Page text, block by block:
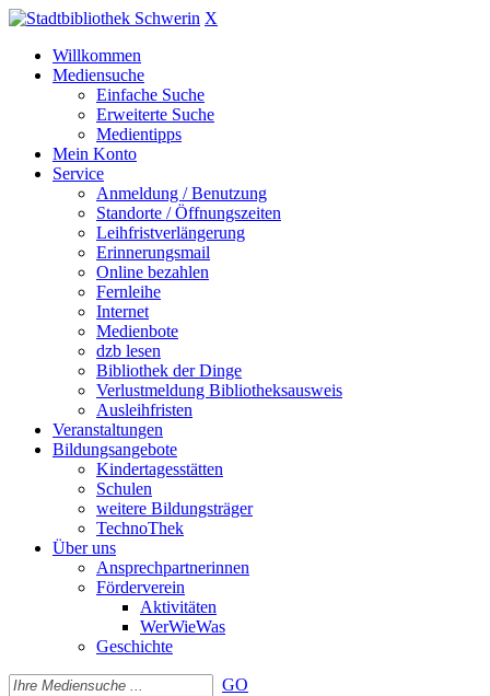
X
Willkommen
Mediensuche
Einfache Suche
Erweiterte Suche
Medientipps
Mein Konto
Service
Anmeldung / Benutzung
Standorte / Öffnungszeiten
Leihfristverlängerung
Erinnerungsmail
Online bezahlen
Fernleihe
Internet
Medienbote
dzb lesen
Bibliothek der Dinge
Verlustmeldung Bibliotheksausweis
Ausleihfristen
Veranstaltungen
Bildungsangebote
Kindertagesstätten
Schulen
weitere Bildungsträger
TechnoThek
Über uns
Ansprechpartnerinnen
Förderverein
Aktivitäten
WerWieWas
Geschichte
GO